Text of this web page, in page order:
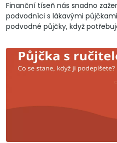
Finanční tíseň nás snadno
podvodníci s lákavými
podvodné půjčky, když